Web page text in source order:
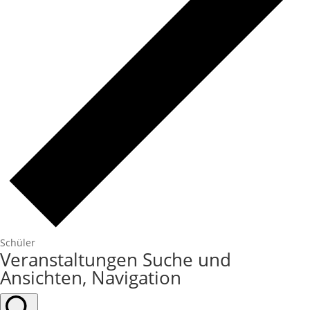
Schüler
Veranstaltungen
für
23.
Veranstaltungen Suche und
Ansichten, Navigation